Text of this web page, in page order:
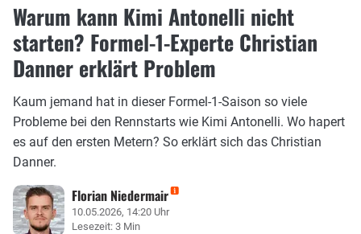
Warum kann Kimi Antonelli nicht
starten? Formel-1-Experte Christian
Danner erklärt Problem
Kaum jemand hat in dieser Formel-1-Saison so viele
Probleme bei den Rennstarts wie Kimi Antonelli. Wo hapert
es auf den ersten Metern? So erklärt sich das Christian
Danner.
Florian Niedermair
10.05.2026, 14:20 Uhr
Lesezeit: 3 Min